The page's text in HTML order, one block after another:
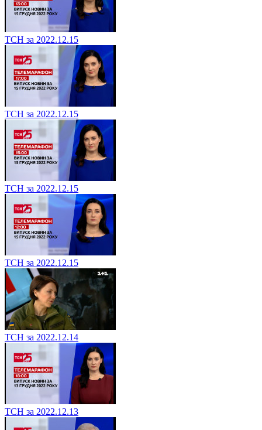
ТСН за 2022.12.15
ТСН за 2022.12.15
ТСН за 2022.12.15
ТСН за 2022.12.15
ТСН за 2022.12.14
ТСН за 2022.12.13